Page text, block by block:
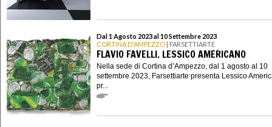
Dal 1 Agosto 2023 al 10 Settembre 2023
CORTINA D'AMPEZZO | FARSETTIARTE
FLAVIO FAVELLI. LESSICO AMERICANO
Nella sede di Cortina d’Ampezzo, dal 1 agosto al 10
settembre 2023, Farsettiarte presenta Lessico
pr...